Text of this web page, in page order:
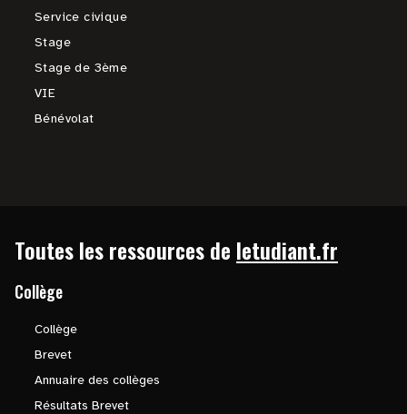
Service civique
Stage
Stage de 3ème
VIE
Bénévolat
Toutes les ressources de letudiant.fr
Collège
Collège
Brevet
Annuaire des collèges
Résultats Brevet